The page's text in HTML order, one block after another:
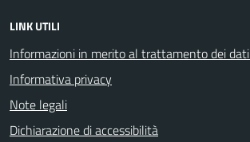
LINK UTILI
Informazioni in merito al trattamento dei
Informativa privacy
Note legali
Dichiarazione di accessibilità